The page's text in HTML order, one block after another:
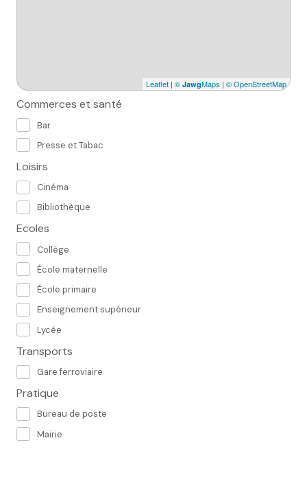
Leaflet | © JawgMaps | © OpenStreetMap
Commerces et santé
Bar
Presse et Tabac
Loisirs
Cinéma
Bibliothèque
Ecoles
Collège
École maternelle
École primaire
Enseignement supérieur
Lycée
Transports
Gare ferroviaire
Pratique
Bureau de poste
Mairie